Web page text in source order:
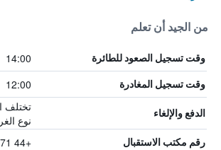
من الجيد أن تعلم
وقت تسجيل الصعود للطائرة 14:00
وقت تسجيل المغادرة 12:00
الدفع والإلغاء
تختلف
نوع
رقم مكتب الاستقبال +44 871 527 8596